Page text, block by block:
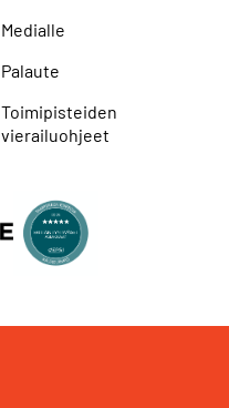
Medialle
Palaute
Toimipisteiden
vierailuohjeet